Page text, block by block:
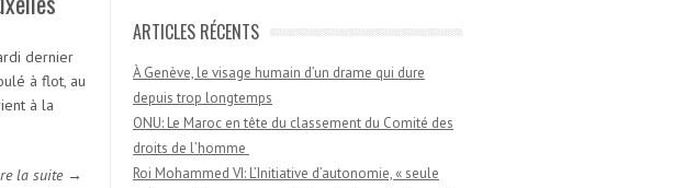
dernier
à flot, au
à la
la suite →
ARTICLES RÉCENTS
À Genève, le visage humain d’un drame qui dure
depuis trop longtemps
ONU: Le Maroc en tête du classement du Comité des
droits de l’homme
Roi Mohammed VI: L’Initiative d’autonomie, « seule